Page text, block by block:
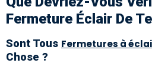
Fermeture Éclair De
Sont Tous Fermetures à
Chose ?